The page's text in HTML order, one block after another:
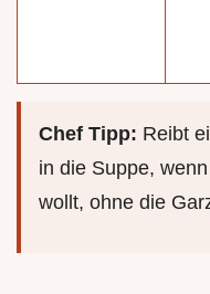
Chef Tipp: Reibt
in die Suppe,
wollt, ohne die